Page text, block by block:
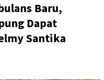
Baru,
Dapat
Santika